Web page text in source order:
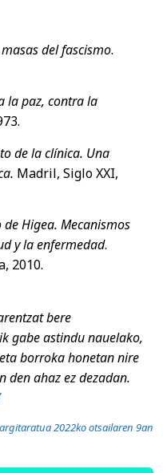
del fascismo.
la paz, contra la
de la clínica. Una
Madril, Siglo XXI,
de Higea. Mecanismos
y la enfermedad.
2010.
bere
gabe astindu nauelako,
borroka honetan nire
den ahaz ez dezadan.
2022ko otsailaren 9an